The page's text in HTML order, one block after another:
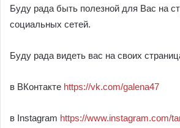
Буду рада быть полезной для Вас на
социальных сетей.
Буду рада видеть вас на своих
в ВКонтакте https://vk.com/galena47
в Instagram https://www.instagram.com/